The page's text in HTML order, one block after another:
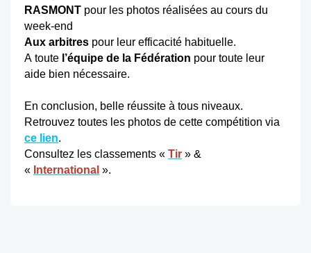
RASMONT pour les photos réalisées au cours du
week-end
Aux arbitres pour leur efficacité habituelle.
A toute l’équipe de la Fédération pour toute leur
aide bien nécessaire.
En conclusion, belle réussite à tous niveaux.
Retrouvez toutes les photos de cette compétition via
ce lien.
Consultez les classements « Tir » &
« International ».